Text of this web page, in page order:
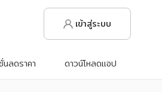
เข้าสู่ระบบ
นลดราคา ดาวน์โหลดแอป